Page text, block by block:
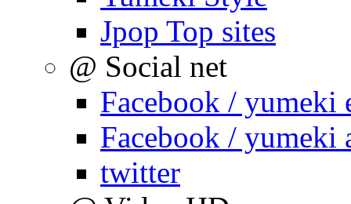
Jpop Top sites
@ Social net
Facebook / yumeki
Facebook / yumeki
twitter